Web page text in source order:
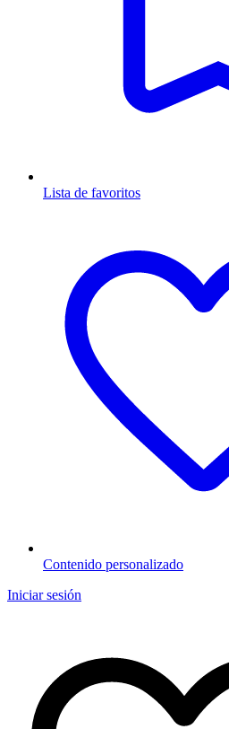
Lista de favoritos
Contenido personalizado
Iniciar sesión